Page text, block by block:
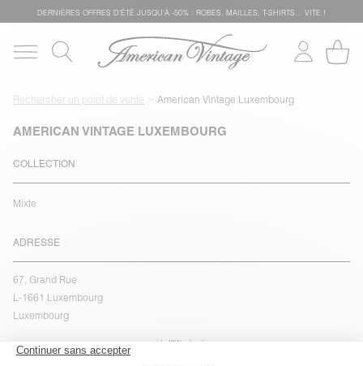
DERNIÈRES OFFRES D'ÉTÊ JUSQU'À -50% : ROBES, MAILLES, T-SHIRTS... VITE !
Rechercher un point de vente American Vintage Luxembourg
AMERICAN VINTAGE LUXEMBOURG
COLLECTION
Mixte
ADRESSE
67, Grand Rue
L-1661 Luxembourg
Luxembourg
voir l''itinéraire